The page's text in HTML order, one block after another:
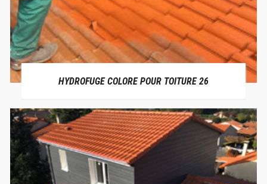
HYDROFUGE COLORE POUR TOITURE 26